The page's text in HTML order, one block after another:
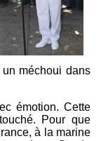
méchoui dans
émotion. Cette
Pour que
à la marine